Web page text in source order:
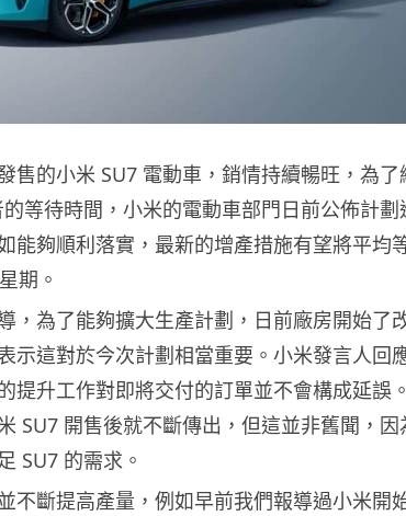
售的小米 SU7 電動車，銷情持續暢旺，為了
等待時間，小米的電動車部門日前公佈計劃
能夠順利落實，最新的增產措施有望將平均
期。
，為了能夠擴大生產計劃，日前廠房開始了
示這對於今次計劃相當重要。小米發言人回
提升工作對即將交付的訂單並不會構成延誤。
SU7 開售後就不斷傳出，但這並非舊聞，因
SU7 的需求。
不斷提高產量，例如早前我們報導過小米開